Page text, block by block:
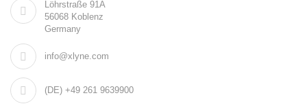
Löhrstraße 91A
56068 Koblenz
Germany
info@xlyne.com
(DE) +49 261 9639900